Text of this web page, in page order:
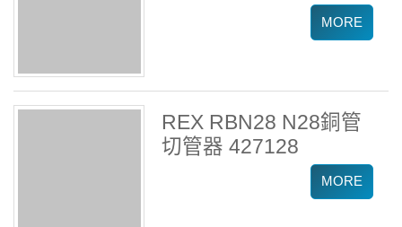
REX RBN28 N28銅管
切管器 427128